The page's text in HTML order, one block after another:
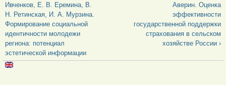
Ивченков, Е. В. Еремина, В.
Н. Ретинская, И. А. Мурзина.
Формирование социальной
идентичности молодежи
региона: потенциал
эстетической информации
Аверин. Оценка
эффективности
государственной поддержки
страхования в сельском
хозяйстве России ›